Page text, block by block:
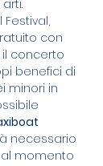
con
concerto
benefici di
minori in
necessario
momento